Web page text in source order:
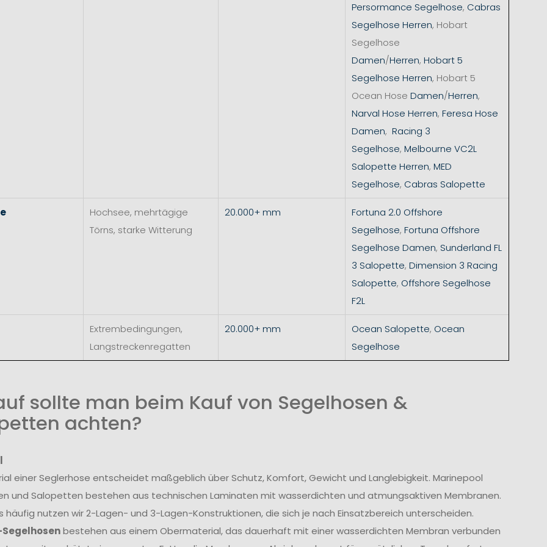
Persormance Segelhose, Cabras
Segelhose Herren, Hobart
Segelhose
Damen/Herren, Hobart 5
Segelhose Herren, Hobart 5
Ocean Hose Damen/Herren,
Narval Hose Herren, Feresa Hose
Damen, Racing 3
Segelhose, Melbourne VC2L
Salopette Herren, MED
Segelhose, Cabras Salopette
Hochsee, mehrtägige
Törns, starke Witterung
20.000+ mm
Fortuna 2.0 Offshore
Segelhose, Fortuna Offshore
Segelhose Damen, Sunderland FL
3 Salopette, Dimension 3 Racing
Salopette, Offshore Segelhose
F2L
Extrembedingungen,
Langstreckenregatten
20.000+ mm Ocean Salopette, Ocean
Segelhose
sollte man beim Kauf von Segelhosen &
achten?
einer Seglerhose entscheidet maßgeblich über Schutz, Komfort, Gewicht und Langlebigkeit. Marinepool
und Salopetten bestehen aus technischen Laminaten mit wasserdichten und atmungsaktiven Membranen.
häufig nutzen wir 2-Lagen- und 3-Lagen-Konstruktionen, die sich je nach Einsatzbereich unterscheiden.
bestehen aus einem Obermaterial, das dauerhaft mit einer wasserdichten Membran verbunden